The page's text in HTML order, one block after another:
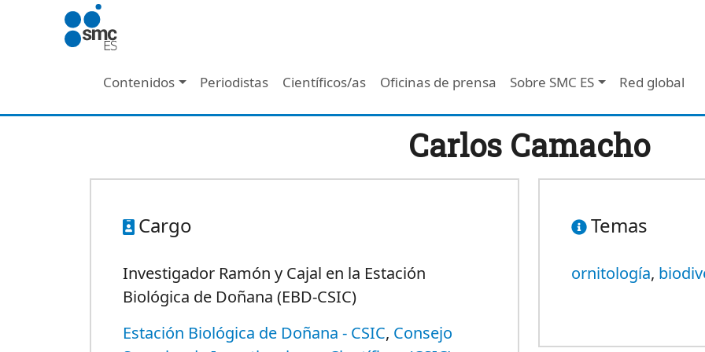
Pasar al contenido principal
Navegación principal - Header
Contenidos Periodistas Científicos/as Oficinas de prensa Sobre SMC ES Red global
Carlos Camacho
Cargo
Investigador Ramón y Cajal en la Estación
Biológica de Doñana (EBD-CSIC)
Estación Biológica de Doñana - CSIC, Consejo
Temas
ornitología,